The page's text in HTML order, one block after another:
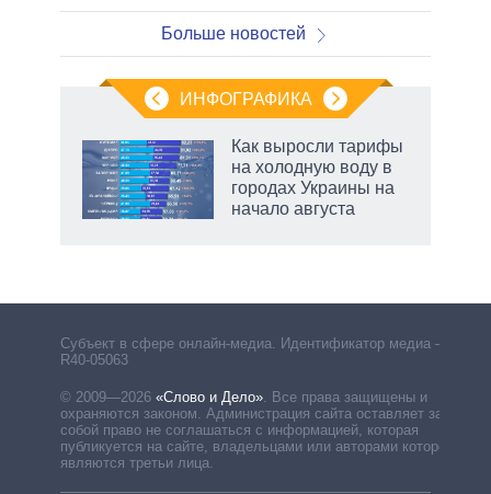
Больше новостей
ИНФОГРАФИКА
Как выросли тарифы
на холодную воду в
городах Украины на
начало августа
Субъект в сфере онлайн-медиа. Идентификатор медиа –
R40-05063
© 2009—2026 «Слово и Дело». Все права защищены и
охраняются законом. Администрация сайта оставляет за
собой право не соглашаться с информацией, которая
публикуется на сайте, владельцами или авторами которой
являются третьи лица.